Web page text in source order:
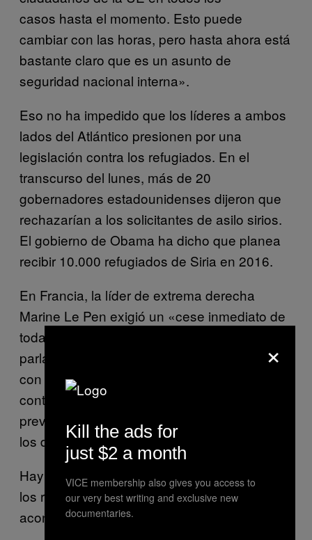
casos hasta el momento. Esto puede
cambiar con las horas, pero hasta ahora está
bastante claro que es un asunto de
seguridad nacional interna».
Eso no ha impedido que los líderes a ambos
lados del Atlántico presionen por una
legislación contra los refugiados. En el
transcurso del lunes, más de 20
gobernadores estadounidenses dijeron que
rechazarían a los solicitantes de asilo sirios.
El gobierno de Obama ha dicho que planea
recibir 10.000 refugiados de Siria en 2016.
En Francia, la líder de extrema derecha
Marine Le Pen exigió un «cese inmediato de
toda acogida» de refugiados. El martes, el
parlamento de Hungría continuó adelante
con sus planes de presentar una demanda
contra la UE por el sistema de cuotas
previsto que distribuye a los refugiados entre
los distintos estados de la UE.
Hay poca o ninguna evidencia que vincule a
los refugiados con los actos terroristas
acontecidos en Europa o Estados Unidos.
×
Kill the ads for
just $2 a month
VICE membership also gives you access to
our very best writing and exclusive new
documentaries.